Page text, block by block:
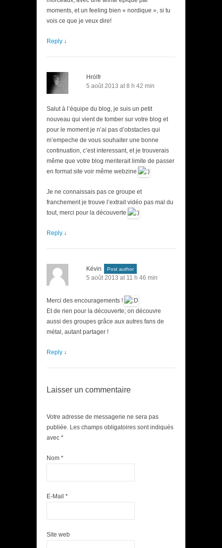
moments, et un feeling bien « nordique », si tu
vois ce que je veux dire!
Reply ↓
Hrólfr
5 août 2013 at 8 h 42 min
Salut à l’équipe du blog, je suis un petit
nouveau qui vient de tomber sur votre blog et
pour le moment je n’ai pas d’obstacles qui
m’empeche de vous souhaiter une bonne
continuation, c’est interessant, et je trouverais
même que votre blog meriterait limite de passer
en format site voir même webzine
Je ne connaissais pas ce groupe et
franchement je trouve l’extrait vidéo pas mal du
tout, merci pour la découverte
Reply ↓
Kévin Post author
5 août 2013 at 11 h 46 min
Merci des encouragements !
Et de rien pour la découverte; on découvre
aussi des groupes grâce aux autres fans de
métal, autant partager !
Reply ↓
Laisser un commentaire
Votre adresse de messagerie ne sera pas
publiée. Les champs obligatoires sont indiqués
avec *
Nom *
E-Mail *
Site web